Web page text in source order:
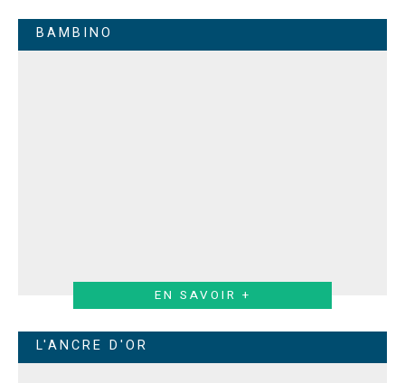
BAMBINO
EN SAVOIR +
L'ANCRE D'OR